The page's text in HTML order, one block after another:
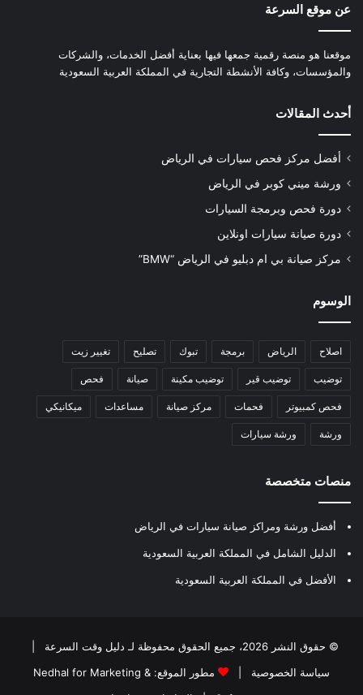
عن موقع السرعة
موقعنا هو منصة رقمية جمعها فيها بعناية أفضل الخدمات، والشركات
والمؤسسات، وكافة الأنشطة التجارية في المملكة العربية السعودية
أحدث المقالات
أفضل مركز فحص سيارات في الرياض
ورشة ميني كوبر في الرياض
دورة فحص وبرمجة السيارات
دورة صيانة سيارات اونلاين
مركز صيانة بي ام دبليو في الرياض “BMW”
الوسوم
اصلاح الرياض برمجة تبوك تصليح تغيير زيت
توضيب توضيب قير توضيب مكينة صيانة فحص
فحص كمبيوتر فحمات مركز صيانة مساعدات ميكانيكي
ورشة ورشة سيارات
منصات متخصصة
أفضل ورشة ومراكز صيانة سيارات في الرياض
الدليل الشامل في المملكة العربية السعودية
الأفضل في المملكة العربية السعودية
© حقوق النشر 2026، جميع الحقوق محفوظة لـ دليل وقت السرعة
سياسة الخصوصية
مطور الموقع: Nedhal for Marketing &